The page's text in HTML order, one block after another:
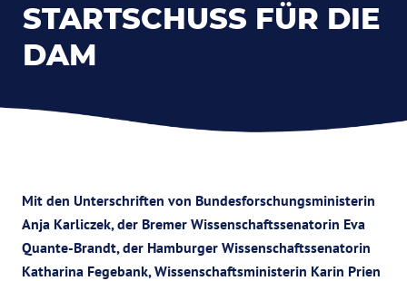
STARTSCHUSS FÜR DIE
DAM
Mit den Unterschriften von Bundesforschungsministerin
Anja Karliczek, der Bremer Wissenschaftssenatorin Eva
Quante-Brandt, der Hamburger Wissenschaftssenatorin
Katharina Fegebank, Wissenschaftsministerin Karin Prien